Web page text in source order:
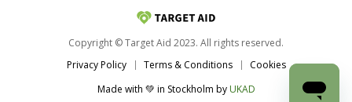
Copyright © Target Aid 2023. All rights reserved.
Privacy Policy
Terms & Conditions
Cookies
Made with 💚 in Stockholm by UKAD